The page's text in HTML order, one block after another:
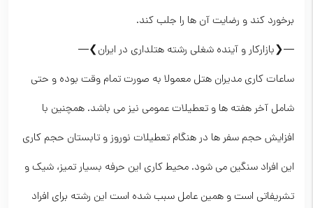
برخورد کند و رضایت آن ها را جلب کند.
—❮بازارکار و آینده شغلی رشته هتلداری در ایران❯—
ساعات کاری مدیران هتل معمولا به صورت تمام وقت بوده و حتی
شامل آخر هفته ها و تعطیلات عمومی نیز می باشد. همچنین با
افزایش حجم سفر ها در هنگام تعطیلات نوروز و تابستان حجم کاری
این افراد سنگین می شود. محیط کاری این حرفه بسیار تمیز، شیک و
تشریفاتی است و همین عامل سبب شده است این رشته برای افراد